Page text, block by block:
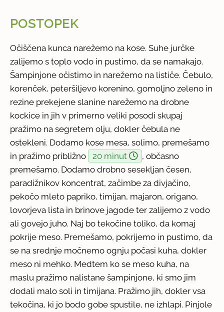
POSTOPEK
Očiščena kunca narežemo na kose. Suhe jurčke
zalijemo s toplo vodo in pustimo, da se namakajo.
Šampinjone očistimo in narežemo na lističe. Čebulo,
korenček, peteršiljevo korenino, gomoljno zeleno in
rezine prekejene slanine narežemo na drobne
kockice in jih v primerno veliki posodi skupaj
pražimo na segretem olju, dokler čebula ne
ostekleni. Dodamo kose mesa, solimo, premešamo
in pražimo približno
20 minut
, občasno
premešamo. Dodamo drobno sesekljan česen,
paradižnikov koncentrat, začimbe za divjačino,
pekočo mleto papriko, timijan, majaron, origano,
lovorjeva lista in brinove jagode ter zalijemo z vodo
ali govejo juho. Naj bo tekočine toliko, da komaj
pokrije meso. Premešamo, pokrijemo in pustimo, da
se na srednje močnemo ognju počasi kuha, dokler
meso ni mehko. Medtem ko se meso kuha, na
maslu pražimo nalistane šampinjone, ki smo jim
dodali malo soli in timijana. Pražimo jih, dokler vsa
tekočina, ki jo bodo gobe spustile, ne izhlapi. Pinjole